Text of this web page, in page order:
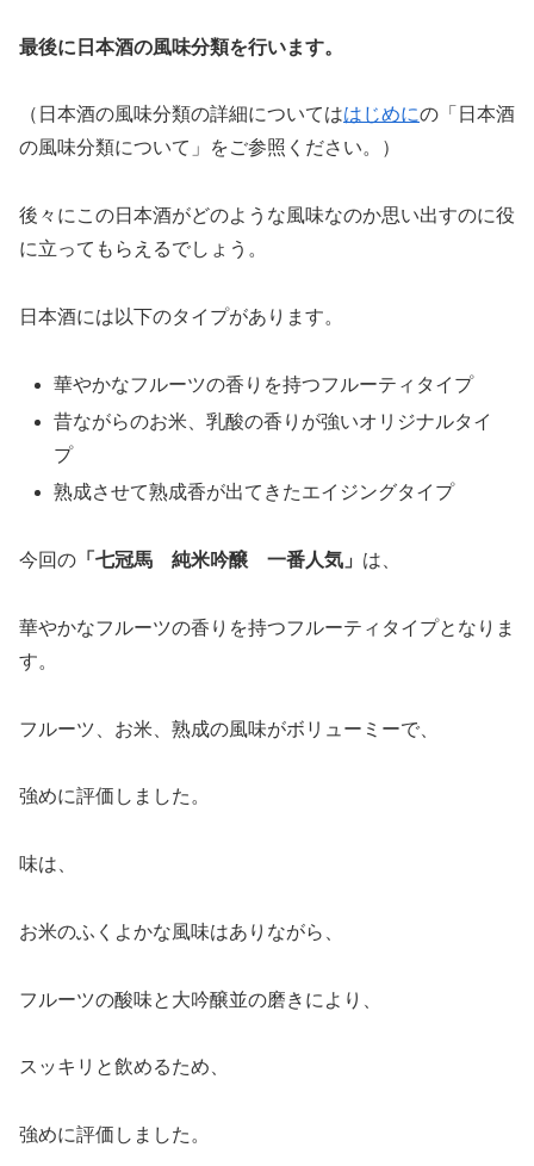
最後に日本酒の風味分類を行います。
（日本酒の風味分類の詳細についてははじめにの「日本酒
の風味分類について」をご参照ください。）
後々にこの日本酒がどのような風味なのか思い出すのに役
に立ってもらえるでしょう。
日本酒には以下のタイプがあります。
華やかなフルーツの香りを持つフルーティタイプ
昔ながらのお米、乳酸の香りが強いオリジナルタイ
プ
熟成させて熟成香が出てきたエイジングタイプ
今回の 「 七冠馬 純米吟醸 一番人気 」 は、
華やかなフルーツの香りを持つフルーティタイプとなりま
す。
フルーツ、お米、熟成の風味がボリューミーで、
強めに評価しました。
味は、
お米のふくよかな風味はありながら、
フルーツの酸味と大吟醸並の磨きにより、
スッキリと飲めるため、
強めに評価しました。